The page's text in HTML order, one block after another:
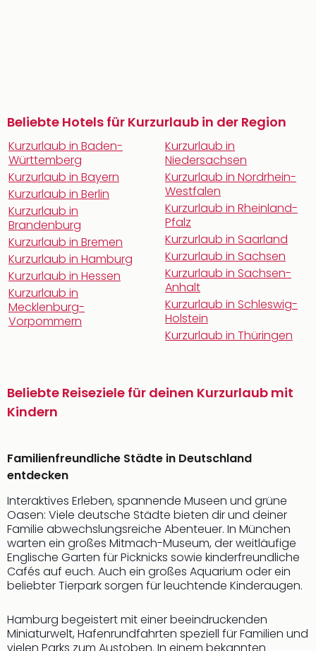
Beliebte Hotels für Kurzurlaub in der Region
Kurzurlaub in Baden-
Württemberg
Kurzurlaub in Bayern
Kurzurlaub in Berlin
Kurzurlaub in
Brandenburg
Kurzurlaub in Bremen
Kurzurlaub in Hamburg
Kurzurlaub in Hessen
Kurzurlaub in
Mecklenburg-
Vorpommern
Kurzurlaub in
Niedersachsen
Kurzurlaub in Nordrhein-
Westfalen
Kurzurlaub in Rheinland-
Pfalz
Kurzurlaub in Saarland
Kurzurlaub in Sachsen
Kurzurlaub in Sachsen-
Anhalt
Kurzurlaub in Schleswig-
Holstein
Kurzurlaub in Thüringen
Beliebte Reiseziele für deinen Kurzurlaub mit
Kindern
Familienfreundliche Städte in Deutschland
entdecken
Interaktives Erleben, spannende Museen und grüne
Oasen: Viele deutsche Städte bieten dir und deiner
Familie abwechslungsreiche Abenteuer. In München
warten ein großes Mitmach-Museum, der weitläufige
Englische Garten für Picknicks sowie kinderfreundliche
Cafés auf euch. Auch ein großes Aquarium oder ein
beliebter Tierpark sorgen für leuchtende Kinderaugen.
Hamburg begeistert mit einer beeindruckenden
Miniaturwelt, Hafenrundfahrten speziell für Familien und